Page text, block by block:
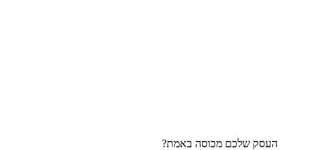
העסק שלכם מכוסה באמת?